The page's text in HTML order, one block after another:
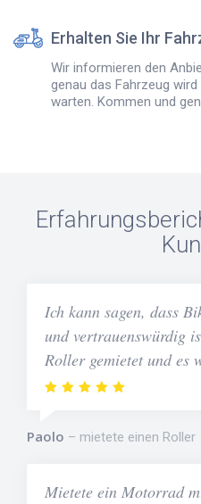
Erhalten Sie Ihr
Wir informieren den
genau das Fahrzeug
warten. Kommen und
Ich kann sagen, dass
und vertrauenswürdig
Roller gemietet und es
Paolo mietete einen Roller
Mietete ein Motorrad